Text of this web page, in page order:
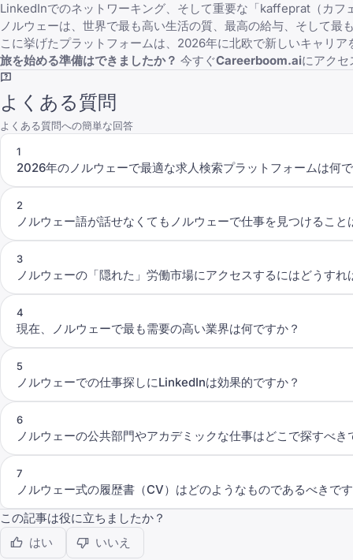
LinkedInでのネットワーキング、そして重要な「kaffeprat（カフ
ノルウェーは、世界で最も高い生活の質、最高の給与、そして
こに挙げたプラットフォームは、2026年に北欧で新しいキャリ
旅を始める準備はできましたか？ 今すぐCareerboom.aiにアク
よくある質問
よくある質問への簡単な回答
1
2026年のノルウェーで最適な求人検索プラットフォームは何
2
ノルウェー語が話せなくてもノルウェーで仕事を見つけること
3
ノルウェーの「隠れた」労働市場にアクセスするにはどうすれ
4
現在、ノルウェーで最も需要の高い業界は何ですか？
5
ノルウェーでの仕事探しにLinkedInは効果的ですか？
6
ノルウェーの公共部門やアカデミックな仕事はどこで探すべき
7
ノルウェー式の履歴書（CV）はどのようなものであるべきで
この記事は役に立ちましたか？
はい
いいえ